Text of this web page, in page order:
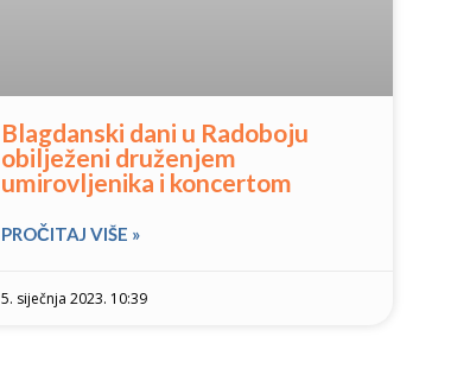
Blagdanski dani u Radoboju
obilježeni druženjem
umirovljenika i koncertom
PROČITAJ VIŠE »
5. siječnja 2023. 10:39